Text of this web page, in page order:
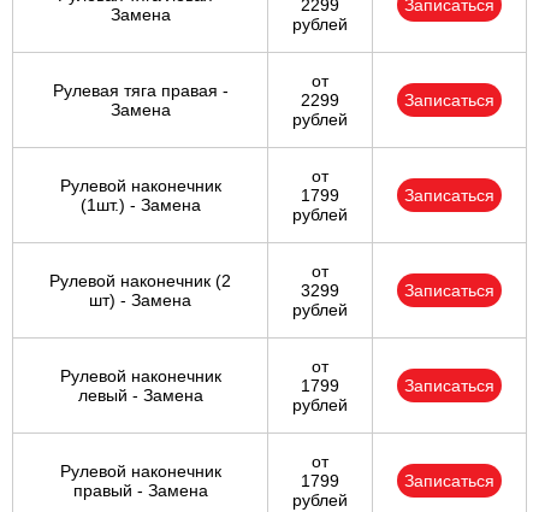
Замена
2299
рублей
Записаться
Рулевая тяга правая -
Замена
от
2299
рублей
Записаться
Рулевой наконечник
(1шт.) - Замена
от
1799
рублей
Записаться
Рулевой наконечник (2
шт) - Замена
от
3299
рублей
Записаться
Рулевой наконечник
левый - Замена
от
1799
рублей
Записаться
Рулевой наконечник
правый - Замена
от
1799
рублей
Записаться